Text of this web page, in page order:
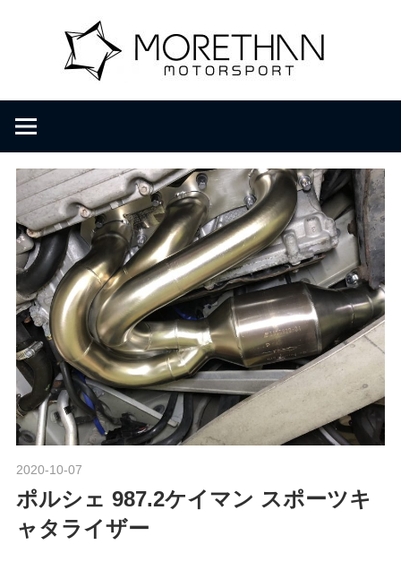
ツ
o
r
e
t
h
a
n
M
D
r
o
m
b
a
c
h
e
r
・
ポ
ル
シ
ェ
純
パ
2020-10-07
ポルシェ 987.2ケイマン スポーツキ
ャタライザー